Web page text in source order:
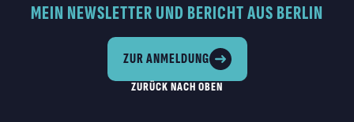
MEIN NEWSLETTER UND BERICHT AUS BERLIN
ZUR ANMELDUNG
ZURÜCK NACH OBEN